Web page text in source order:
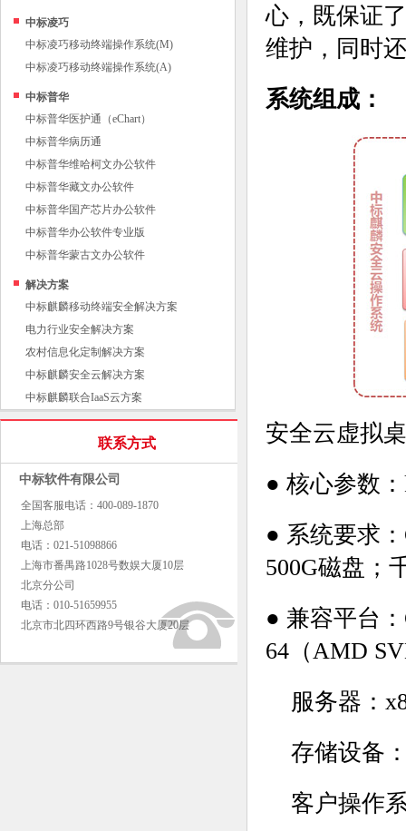
中标凌巧
中标凌巧移动终端操作系统(M)
中标凌巧移动终端操作系统(A)
中标普华
中标普华医护通（eChart）
中标普华病历通
中标普华维哈柯文办公软件
中标普华藏文办公软件
中标普华国产芯片办公软件
中标普华办公软件专业版
中标普华蒙古文办公软件
解决方案
中标麒麟移动终端安全解决方案
电力行业安全解决方案
农村信息化定制解决方案
中标麒麟安全云解决方案
中标麒麟联合IaaS云方案
联系方式
中标软件有限公司
全国客服电话：400-089-1870
上海总部
电话：021-51098866
上海市番禺路1028号数娱大厦10层
北京分公司
电话：010-51659955
北京市北四环西路9号银谷大厦20层
心，既保证
维护，同时
系统组成：
安全云虚拟
● 核心参数
● 系统要求
500G磁盘；
● 兼容平台
64（AMD
服务器：
存储设备
客户操作